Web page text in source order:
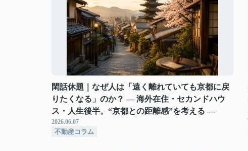
閑話休題｜なぜ人は「遠く離れていても京都に戻
りたくなる」のか？ ― 海外在住・セカンドハウ
ス・人生後半。“京都との距離感”を考える ―
2026.06.07
不動産コラム